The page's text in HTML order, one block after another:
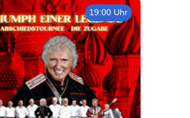
19:00 Uhr